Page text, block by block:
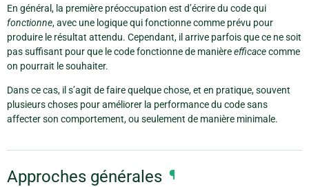
En général, la première préoccupation est d’écrire du code qui
fonctionne, avec une logique qui fonctionne comme prévu pour
produire le résultat attendu. Cependant, il arrive parfois que ce ne soit
pas suffisant pour que le code fonctionne de manièreefficacecomme
on pourrait le souhaiter.
Dans ce cas, il s’agit de faire quelque chose, et en pratique, souvent
plusieurs choses pour améliorer la performance du code sans
affecter son comportement, ou seulement de manière minimale.
Approches générales ¶